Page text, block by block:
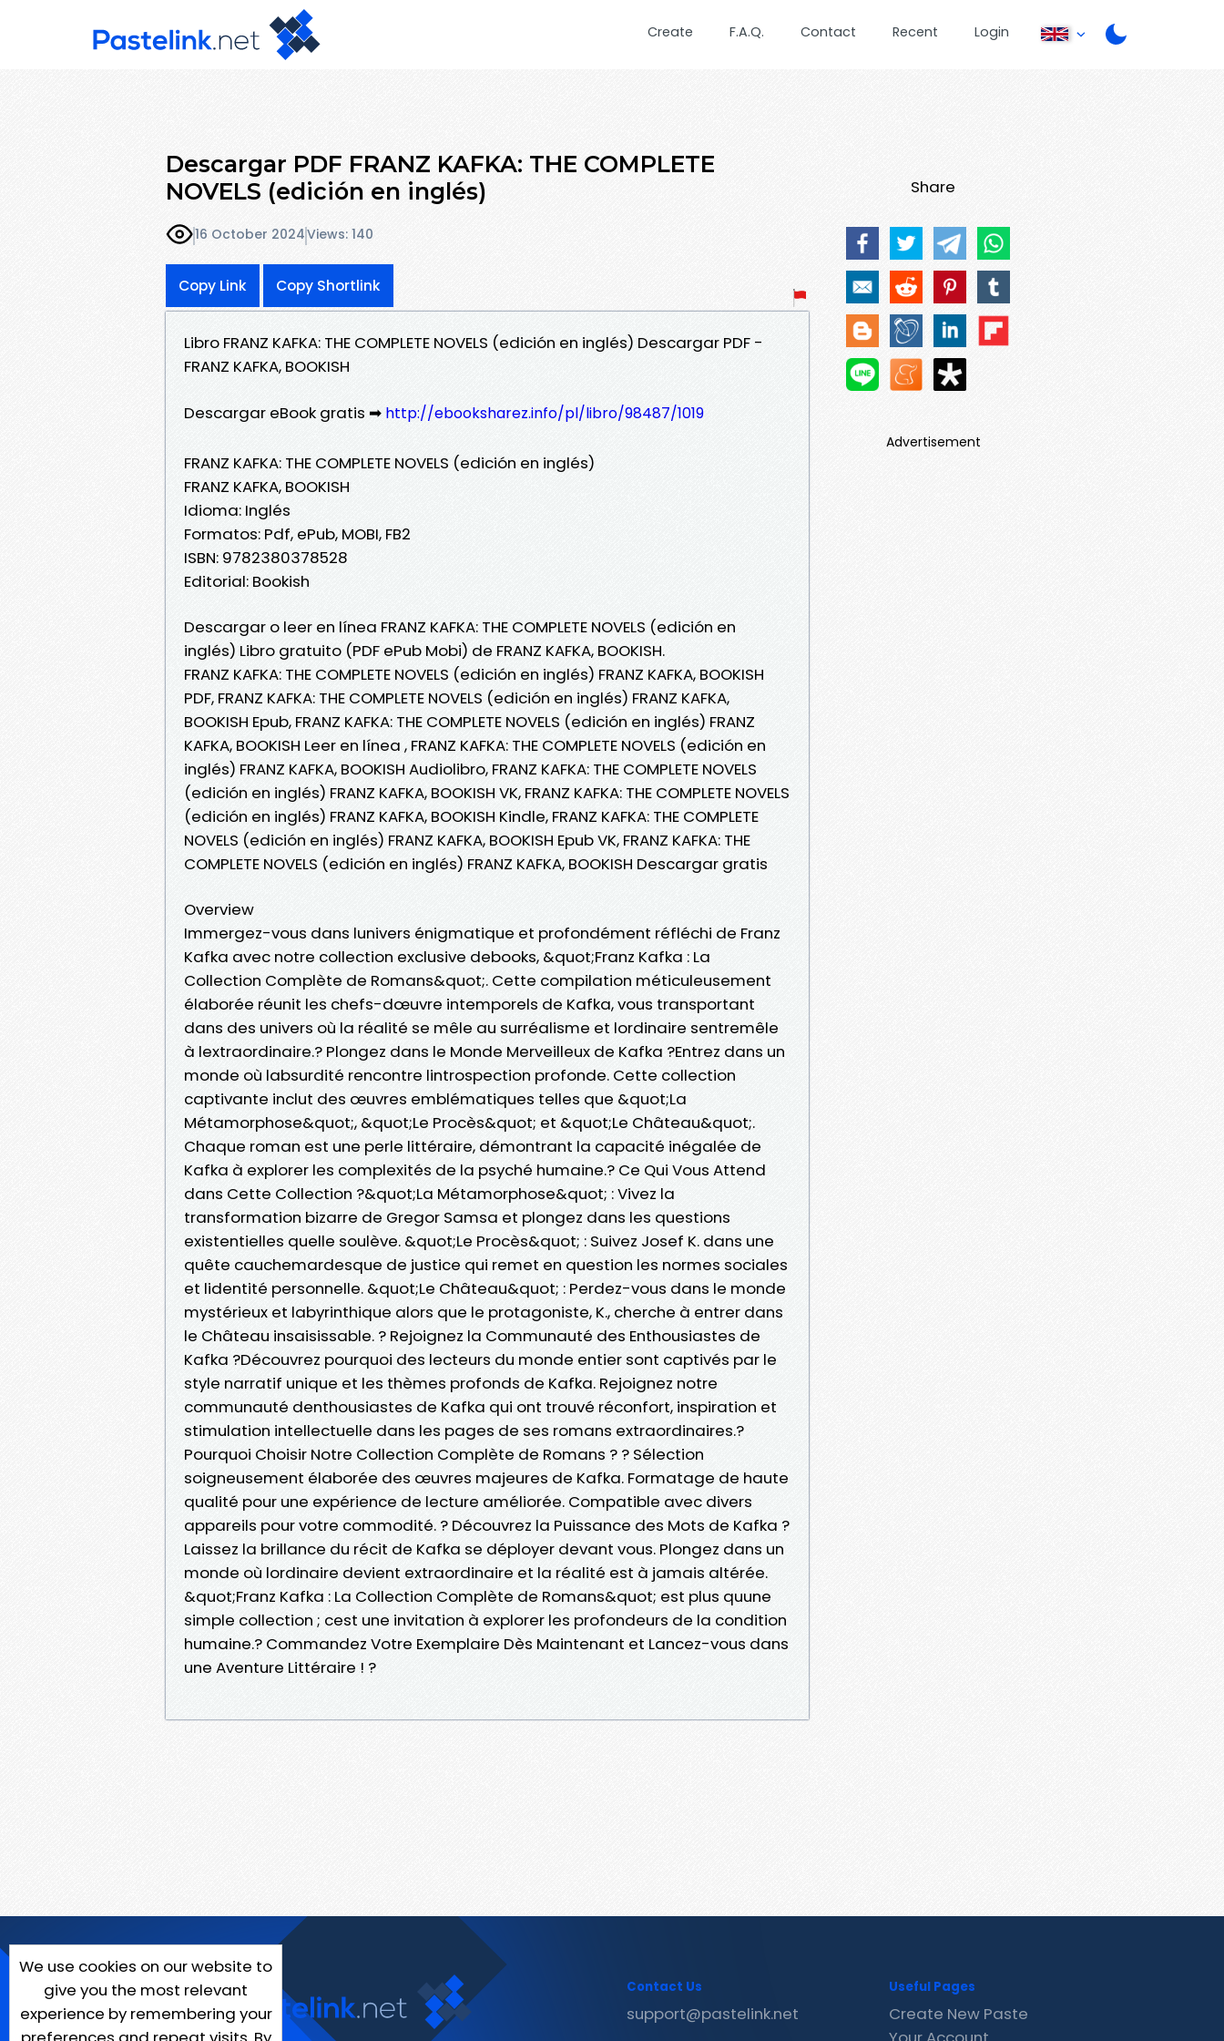
Create F.A.Q. Contact Recent Login
Descargar PDF FRANZ KAFKA: THE COMPLETE
NOVELS (edición en inglés)
16 October 2024Views: 140
Copy Link Copy Shortlink
Libro FRANZ KAFKA: THE COMPLETE NOVELS (edición en inglés) Descargar PDF -
FRANZ KAFKA, BOOKISH
Descargar eBook gratis ➡ http://ebooksharez.info/pl/libro/98487/1019
FRANZ KAFKA: THE COMPLETE NOVELS (edición en inglés)
FRANZ KAFKA, BOOKISH
Idioma: Inglés
Formatos: Pdf, ePub, MOBI, FB2
ISBN: 9782380378528
Editorial: Bookish
Descargar o leer en línea FRANZ KAFKA: THE COMPLETE NOVELS (edición en
inglés) Libro gratuito (PDF ePub Mobi) de FRANZ KAFKA, BOOKISH.
FRANZ KAFKA: THE COMPLETE NOVELS (edición en inglés) FRANZ KAFKA, BOOKISH
PDF, FRANZ KAFKA: THE COMPLETE NOVELS (edición en inglés) FRANZ KAFKA,
BOOKISH Epub, FRANZ KAFKA: THE COMPLETE NOVELS (edición en inglés) FRANZ
KAFKA, BOOKISH Leer en línea , FRANZ KAFKA: THE COMPLETE NOVELS (edición en
inglés) FRANZ KAFKA, BOOKISH Audiolibro, FRANZ KAFKA: THE COMPLETE NOVELS
(edición en inglés) FRANZ KAFKA, BOOKISH VK, FRANZ KAFKA: THE COMPLETE NOVELS
(edición en inglés) FRANZ KAFKA, BOOKISH Kindle, FRANZ KAFKA: THE COMPLETE
NOVELS (edición en inglés) FRANZ KAFKA, BOOKISH Epub VK, FRANZ KAFKA: THE
COMPLETE NOVELS (edición en inglés) FRANZ KAFKA, BOOKISH Descargar gratis
Overview
Immergez-vous dans lunivers énigmatique et profondément réfléchi de Franz
Kafka avec notre collection exclusive debooks, &quot;Franz Kafka : La
Collection Complète de Romans&quot;. Cette compilation méticuleusement
élaborée réunit les chefs-dœuvre intemporels de Kafka, vous transportant
dans des univers où la réalité se mêle au surréalisme et lordinaire sentremêle
à lextraordinaire.? Plongez dans le Monde Merveilleux de Kafka ?Entrez dans un
monde où labsurdité rencontre lintrospection profonde. Cette collection
captivante inclut des œuvres emblématiques telles que &quot;La
Métamorphose&quot;, &quot;Le Procès&quot; et &quot;Le Château&quot;.
Chaque roman est une perle littéraire, démontrant la capacité inégalée de
Kafka à explorer les complexités de la psyché humaine.? Ce Qui Vous Attend
dans Cette Collection ?&quot;La Métamorphose&quot; : Vivez la
transformation bizarre de Gregor Samsa et plongez dans les questions
existentielles quelle soulève. &quot;Le Procès&quot; : Suivez Josef K. dans une
quête cauchemardesque de justice qui remet en question les normes sociales
et lidentité personnelle. &quot;Le Château&quot; : Perdez-vous dans le monde
mystérieux et labyrinthique alors que le protagoniste, K., cherche à entrer dans
le Château insaisissable. ? Rejoignez la Communauté des Enthousiastes de
Kafka ?Découvrez pourquoi des lecteurs du monde entier sont captivés par le
style narratif unique et les thèmes profonds de Kafka. Rejoignez notre
communauté denthousiastes de Kafka qui ont trouvé réconfort, inspiration et
stimulation intellectuelle dans les pages de ses romans extraordinaires.?
Pourquoi Choisir Notre Collection Complète de Romans ? ? Sélection
soigneusement élaborée des œuvres majeures de Kafka. Formatage de haute
qualité pour une expérience de lecture améliorée. Compatible avec divers
appareils pour votre commodité. ? Découvrez la Puissance des Mots de Kafka ?
Laissez la brillance du récit de Kafka se déployer devant vous. Plongez dans un
monde où lordinaire devient extraordinaire et la réalité est à jamais altérée.
&quot;Franz Kafka : La Collection Complète de Romans&quot; est plus quune
simple collection ; cest une invitation à explorer les profondeurs de la condition
humaine.? Commandez Votre Exemplaire Dès Maintenant et Lancez-vous dans
une Aventure Littéraire ! ?
Share
Advertisement
We use cookies on our website to
give you the most relevant
experience by remembering your
Contact Us
support@pastelink.net
Useful Pages
Create New Paste